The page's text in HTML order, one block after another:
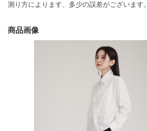
測り方によります、多少の誤差がございます。
商品画像